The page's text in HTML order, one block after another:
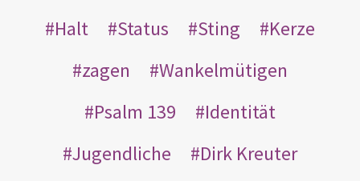
Halt
Status Sting
Kerze
zagen
Wankelmütigen
Psalm 139
Identität
Jugendliche
Dirk Kreuter